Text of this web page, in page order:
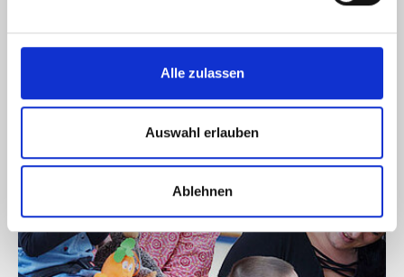
Alle zulassen
Auswahl erlauben
Ablehnen
Praktikum/FSJ